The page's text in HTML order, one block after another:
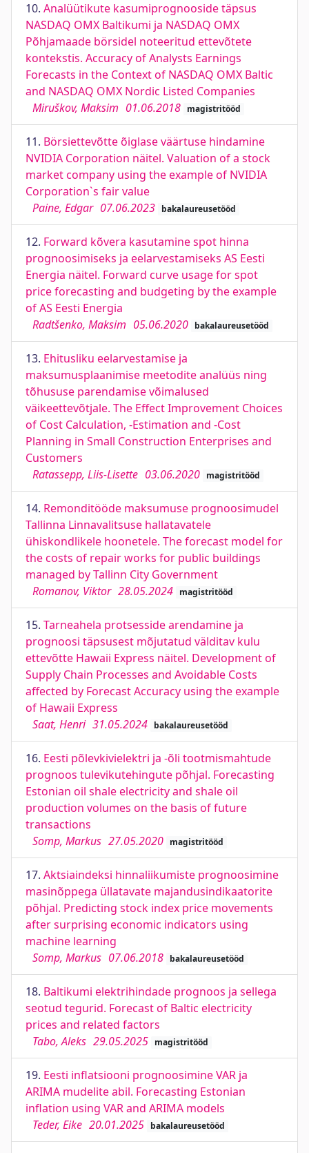
10. Analüütikute kasumiprognooside täpsus
NASDAQ OMX Baltikumi ja NASDAQ OMX
Põhjamaade börsidel noteeritud ettevõtete
kontekstis. Accuracy of Analysts Earnings
Forecasts in the Context of NASDAQ OMX Baltic
and NASDAQ OMX Nordic Listed Companies
Miruškov, Maksim 01.06.2018 magistritööd
11. Börsiettevõtte õiglase väärtuse hindamine
NVIDIA Corporation näitel. Valuation of a stock
market company using the example of NVIDIA
Corporation`s fair value
Paine, Edgar 07.06.2023 bakalaureusetööd
12. Forward kõvera kasutamine spot hinna
prognoosimiseks ja eelarvestamiseks AS Eesti
Energia näitel. Forward curve usage for spot
price forecasting and budgeting by the example
of AS Eesti Energia
Radtšenko, Maksim 05.06.2020 bakalaureusetööd
13. Ehitusliku eelarvestamise ja
maksumusplaanimise meetodite analüüs ning
tõhususe parendamise võimalused
väikeettevõtjale. The Effect Improvement Choices
of Cost Calculation, -Estimation and -Cost
Planning in Small Construction Enterprises and
Customers
Ratassepp, Liis-Lisette 03.06.2020 magistritööd
14. Remonditööde maksumuse prognoosimudel
Tallinna Linnavalitsuse hallatavatele
ühiskondlikele hoonetele. The forecast model for
the costs of repair works for public buildings
managed by Tallinn City Government
Romanov, Viktor 28.05.2024 magistritööd
15. Tarneahela protsesside arendamine ja
prognoosi täpsusest mõjutatud välditav kulu
ettevõtte Hawaii Express näitel. Development of
Supply Chain Processes and Avoidable Costs
affected by Forecast Accuracy using the example
of Hawaii Express
Saat, Henri 31.05.2024 bakalaureusetööd
16. Eesti põlevkivielektri ja -õli tootmismahtude
prognoos tulevikutehingute põhjal. Forecasting
Estonian oil shale electricity and shale oil
production volumes on the basis of future
transactions
Somp, Markus 27.05.2020 magistritööd
17. Aktsiaindeksi hinnaliikumiste prognoosimine
masinõppega üllatavate majandusindikaatorite
põhjal. Predicting stock index price movements
after surprising economic indicators using
machine learning
Somp, Markus 07.06.2018 bakalaureusetööd
18. Baltikumi elektrihindade prognoos ja sellega
seotud tegurid. Forecast of Baltic electricity
prices and related factors
Tabo, Aleks 29.05.2025 magistritööd
19. Eesti inflatsiooni prognoosimine VAR ja
ARIMA mudelite abil. Forecasting Estonian
inflation using VAR and ARIMA models
Teder, Eike 20.01.2025 bakalaureusetööd